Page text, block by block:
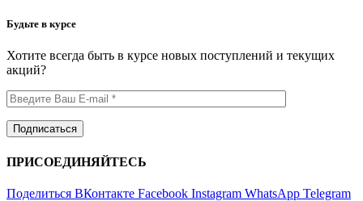
Будьте в курсе
Хотите всегда быть в курсе новых поступлений и текущих
акций?
ПРИСОЕДИНЯЙТЕСЬ
Поделиться ВКонтакте Facebook Instagram WhatsApp Telegram